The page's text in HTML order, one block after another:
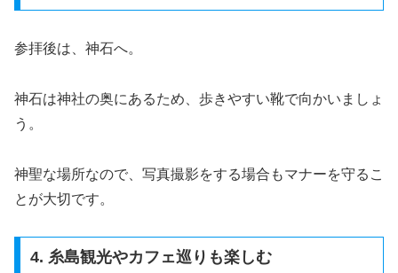
参拝後は、神石へ。
神石は神社の奥にあるため、歩きやすい靴で向かいましょ
う。
神聖な場所なので、写真撮影をする場合もマナーを守るこ
とが大切です。
4. 糸島観光やカフェ巡りも楽しむ